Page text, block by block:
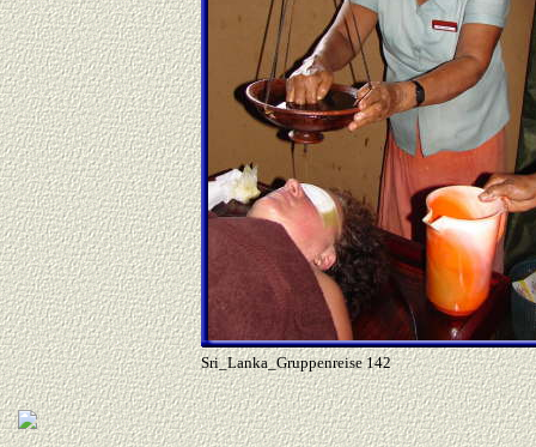
Sri_Lanka_Gruppenreise 142